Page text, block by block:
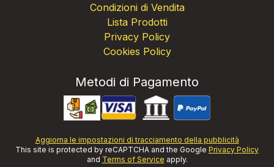
Condizioni di Vendita
Lista Prodotti
Privacy Policy
Cookies Policy
Metodi di Pagamento
Aggiorna le impostazioni di tracciamento della pubblicità
This site is protected by reCAPTCHA and the Google Privacy Policy
and Terms of Service apply.